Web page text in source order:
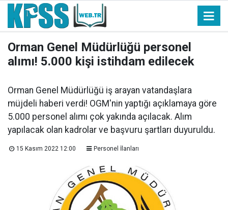
Orman Genel Müdürlüğü personel
alımı! 5.000 kişi istihdam edilecek
Orman Genel Müdürlüğü iş arayan vatandaşlara
müjdeli haberi verdi! OGM'nin yaptığı açıklamaya göre
5.000 personel alımı çok yakında açılacak. Alım
yapılacak olan kadrolar ve başvuru şartları duyuruldu.
15 Kasım 2022 12:00 Personel İlanları